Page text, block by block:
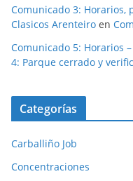
Comunicado 3: Horarios,
Clasicos Arenteiro en
Comunicado 5: Horarios
4: Parque cerrado y
Categorías
Carballiño Job
Concentraciones